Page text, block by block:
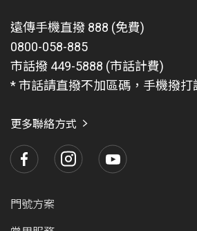
遠傳手機直撥 888 (免費)
0800-058-885
市話撥 449-5888 (市話計費)
* 市話請直撥不加區碼，手機撥打
更多聯絡方式
門號方案